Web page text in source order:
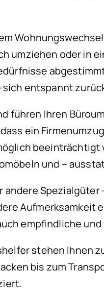
umziehen oder in
entspannt
führen Ihren
ein
und –
Aufmerksamkeit
empfindliche
stehen Ihnen
bis zum